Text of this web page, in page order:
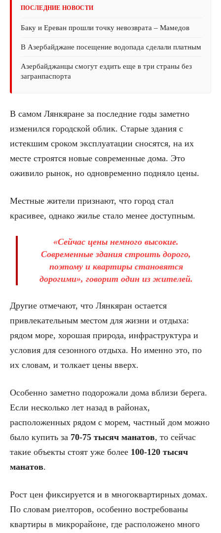
ПОСЛЕДНИЕ НОВОСТИ
Баку и Ереван прошли точку невозврата – Мамедов
В Азербайджане посещение водопада сделали платным
Азербайджанцы смогут ездить еще в три страны без
загранпаспорта
В самом Лянкяране за последние годы заметно
изменился городской облик. Старые здания с
истекшим сроком эксплуатации сносятся, на их
месте строятся новые современные дома. Это
оживило рынок, но одновременно подняло цены.
Местные жители признают, что город стал
красивее, однако жилье стало менее доступным.
«Сейчас цены немного высокие.
Современные здания строить дорого,
поэтому и квартиры становятся
дорогими», говорит один из жителей.
Другие отмечают, что Лянкяран остается
привлекательным местом для жизни и отдыха:
рядом море, хорошая природа, инфраструктура и
условия для сезонного отдыха. Но именно это, по
их словам, и толкает цены вверх.
Особенно заметно подорожали дома вблизи берега.
Если несколько лет назад в районах,
расположенных рядом с морем, частный дом можно
было купить за 70-75 тысяч манатов, то сейчас
такие объекты стоят уже более 100-120 тысяч
манатов.
Рост цен фиксируется и в многоквартирных домах.
По словам риелторов, особенно востребованы
квартиры в микрорайоне, где расположено много